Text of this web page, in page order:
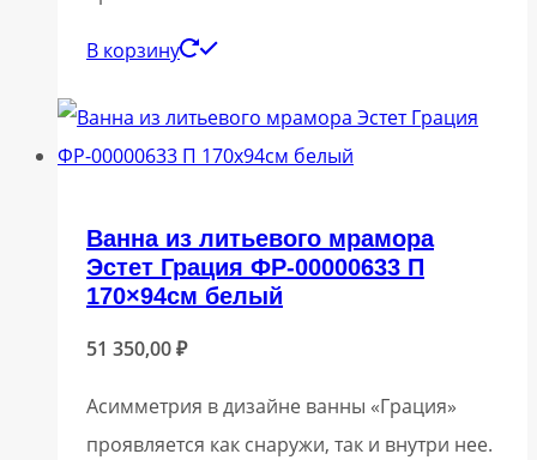
В корзину
Ванна из литьевого мрамора
Эстет Грация ФР-00000633 П
170×94см белый
51 350,00₽
Асимметрия в дизайне ванны «Грация»
проявляется как снаружи, так и внутри нее.